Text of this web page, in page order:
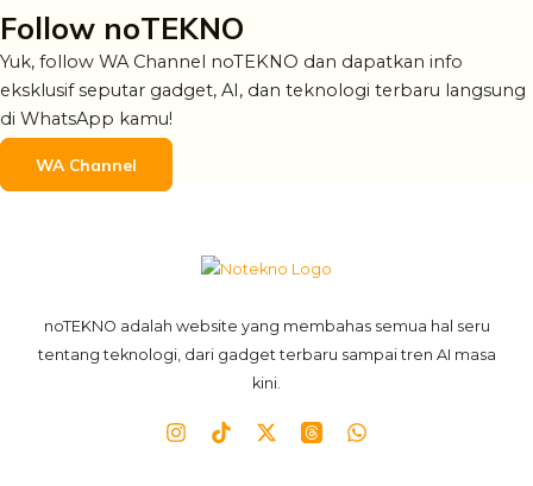
Follow noTEKNO
Yuk, follow WA Channel noTEKNO dan dapatkan info
eksklusif seputar gadget, AI, dan teknologi terbaru langsung
di WhatsApp kamu!
WA Channel
noTEKNO adalah website yang membahas semua hal seru
tentang teknologi, dari gadget terbaru sampai tren AI masa
kini.